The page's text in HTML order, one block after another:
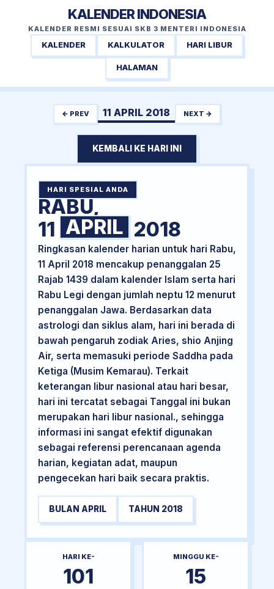
KALENDER INDONESIA
KALENDER RESMI SESUAI SKB 3 MENTERI INDONESIA
KALENDER KALKULATOR HARI LIBUR
HALAMAN
← PREV 11 APRIL 2018 NEXT →
KEMBALI KE HARI INI
HARI SPESIAL ANDA
RABU,
11 APRIL 2018
Ringkasan kalender harian untuk hari Rabu,
11 April 2018 mencakup penanggalan 25
Rajab 1439 dalam kalender Islam serta hari
Rabu Legi dengan jumlah neptu 12 menurut
penanggalan Jawa. Berdasarkan data
astrologi dan siklus alam, hari ini berada di
bawah pengaruh zodiak Aries, shio Anjing
Air, serta memasuki periode Saddha pada
Ketiga (Musim Kemarau). Terkait
keterangan libur nasional atau hari besar,
hari ini tercatat sebagai Tanggal ini bukan
merupakan hari libur nasional., sehingga
informasi ini sangat efektif digunakan
sebagai referensi perencanaan agenda
harian, kegiatan adat, maupun
pengecekan hari baik secara praktis.
BULAN APRIL TAHUN 2018
HARI KE-
101
MINGGU KE-
15